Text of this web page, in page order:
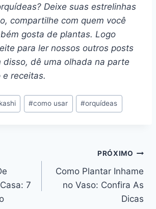
Deixe suas estrelinhas
compartilhe com quem você
gosta de plantas. Logo
para ler nossos outros posts
disso, dê uma olhada na parte
receitas.
#como usar #orquídeas
7
PRÓXIMO
Como Plantar Inhame
no Vaso: Confira As
Dicas